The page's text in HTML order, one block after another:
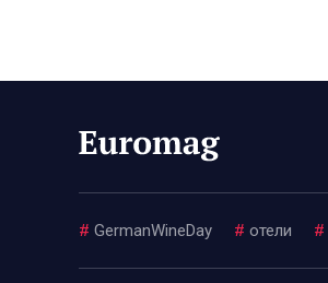
# GermanWineDay # отели #